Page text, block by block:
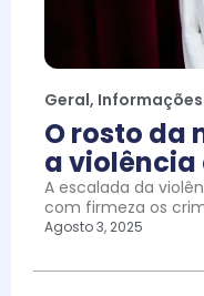
Geral, Informações
O rosto da
a violência
A escalada da
com firmeza os
Agosto 3, 2025